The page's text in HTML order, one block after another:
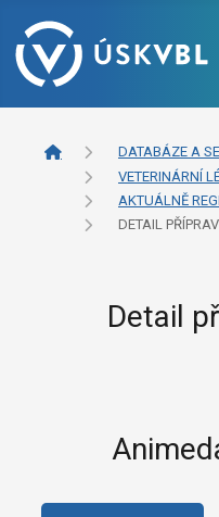
DATABÁZE A
VETERINÁRNÍ
AKTUÁLNĚ
DETAIL
Detail